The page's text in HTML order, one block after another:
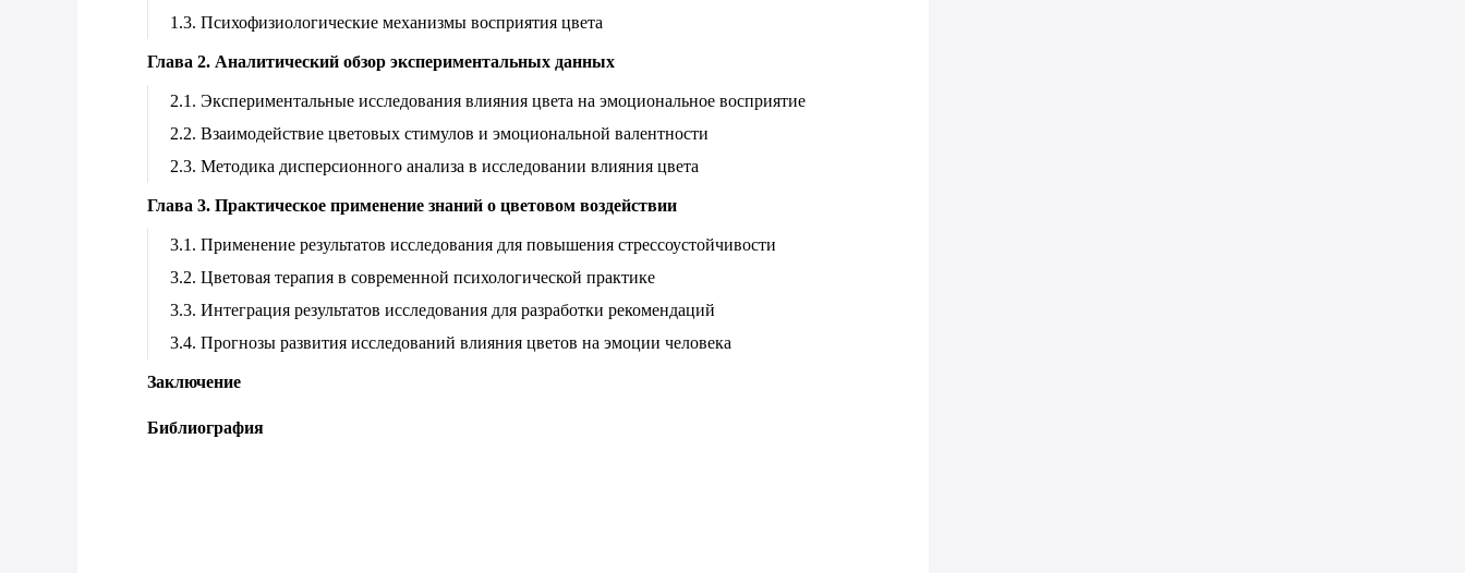
1.3. Психофизиологические механизмы восприятия цвета
Глава 2. Аналитический обзор экспериментальных данных
2.1. Экспериментальные исследования влияния цвета на эмоциональное восприятие
2.2. Взаимодействие цветовых стимулов и эмоциональной валентности
2.3. Методика дисперсионного анализа в исследовании влияния цвета
Глава 3. Практическое применение знаний о цветовом воздействии
3.1. Применение результатов исследования для повышения стрессоустойчивости
3.2. Цветовая терапия в современной психологической практике
3.3. Интеграция результатов исследования для разработки рекомендаций
3.4. Прогнозы развития исследований влияния цветов на эмоции человека
Заключение
Библиография